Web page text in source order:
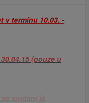
v termínu 10.03. -
(pouze u
snídaní is